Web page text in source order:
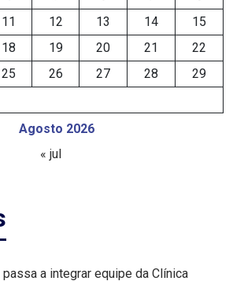
Agosto 2026
11 12 13 14
15
18 19 20 21
22
25 26 27 28
29
« jul
passa a integrar equipe da Clínica